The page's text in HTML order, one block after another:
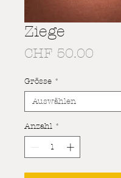
Ziege
CHF 50.00
Grösse *
Anzahl *